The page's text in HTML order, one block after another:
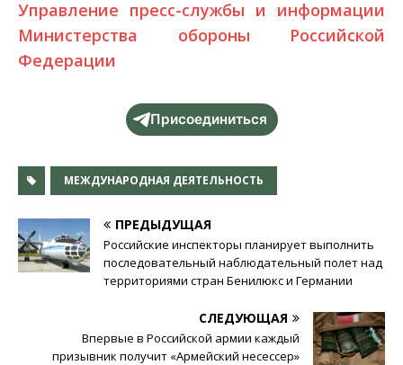
Управление пресс-службы и информации
Министерства обороны Российской
Федерации
Присоединиться
МЕЖДУНАРОДНАЯ ДЕЯТЕЛЬНОСТЬ
ПРЕДЫДУЩАЯ
Российские инспекторы планирует выполнить
последовательный наблюдательный полет над
территориями стран Бенилюкс и Германии
СЛЕДУЮЩАЯ
Впервые в Российской армии каждый
призывник получит «Армейский несессер»